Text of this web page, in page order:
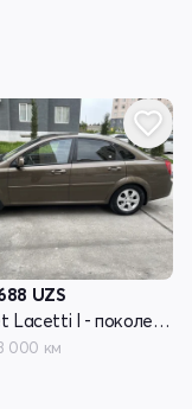
UZS
Chevrolet Lacetti I - поколение рестайлинг
000 км